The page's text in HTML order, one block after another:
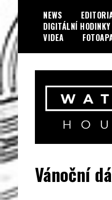
to
content
NEWS
DIGITÁLNÍ HODINKY
VIDEA
Vánoční